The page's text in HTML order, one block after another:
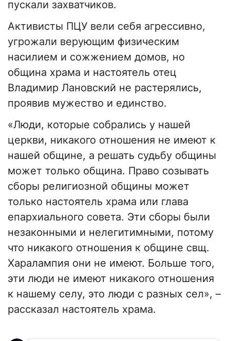
пускали захватчиков.
Активисты ПЦУ вели себя агрессивно,
угрожали верующим физическим
насилием и сожжением домов, но
община храма и настоятель отец
Владимир Лановский не растерялись,
проявив мужество и единство.
«Люди, которые собрались у нашей
церкви, никакого отношения не имеют к
нашей общине, а решать судьбу общины
может только община. Право созывать
сборы религиозной общины может
только настоятель храма или глава
епархиального совета. Эти сборы были
незаконными и нелегитимными, потому
что никакого отношения к общине свщ.
Харалампия они не имеют. Больше того,
эти люди не имеют никакого отношения
к нашему селу, это люди с разных сел», –
рассказал настоятель храма.